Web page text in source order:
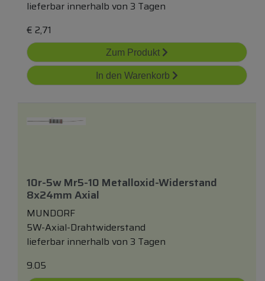
lieferbar innerhalb von 3 Tagen
€ 2,71
Zum Produkt
In den Warenkorb
10r-5w Mr5-10 Metalloxid-Widerstand
8x24mm Axial
MUNDORF
5W-Axial-Drahtwiderstand
lieferbar innerhalb von 3 Tagen
9.05